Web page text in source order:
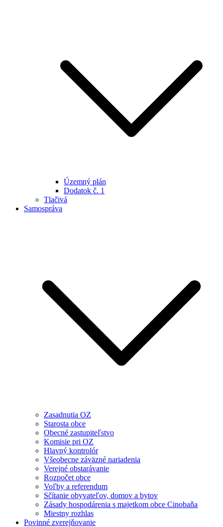
Územný plán
Dodatok č. 1
Tlačivá
Samospráva
Zasadnutia OZ
Starosta obce
Obecné zastupiteľstvo
Komisie pri OZ
Hlavný kontrolór
Všeobecne záväzné nariadenia
Verejné obstarávanie
Rozpočet obce
Voľby a referendum
Sčítanie obyvateľov, domov a bytov
Zásady hospodárenia s majetkom obce Cinobaňa
Miestny rozhlas
Povinné zverejňovanie